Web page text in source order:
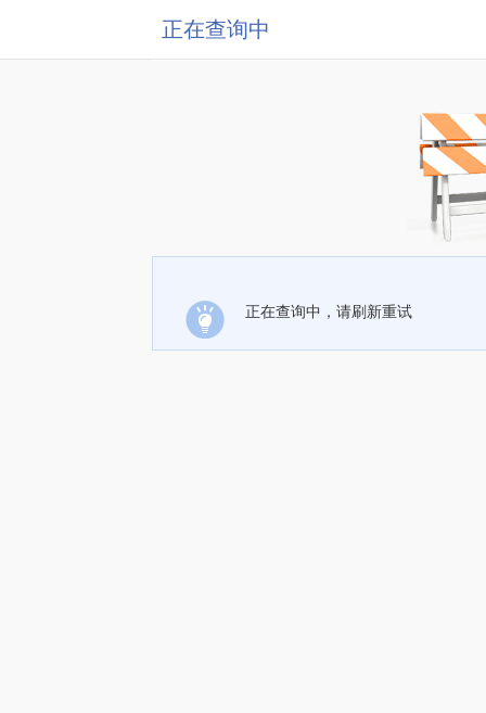
正在查询中
正在查询中，请刷新重试